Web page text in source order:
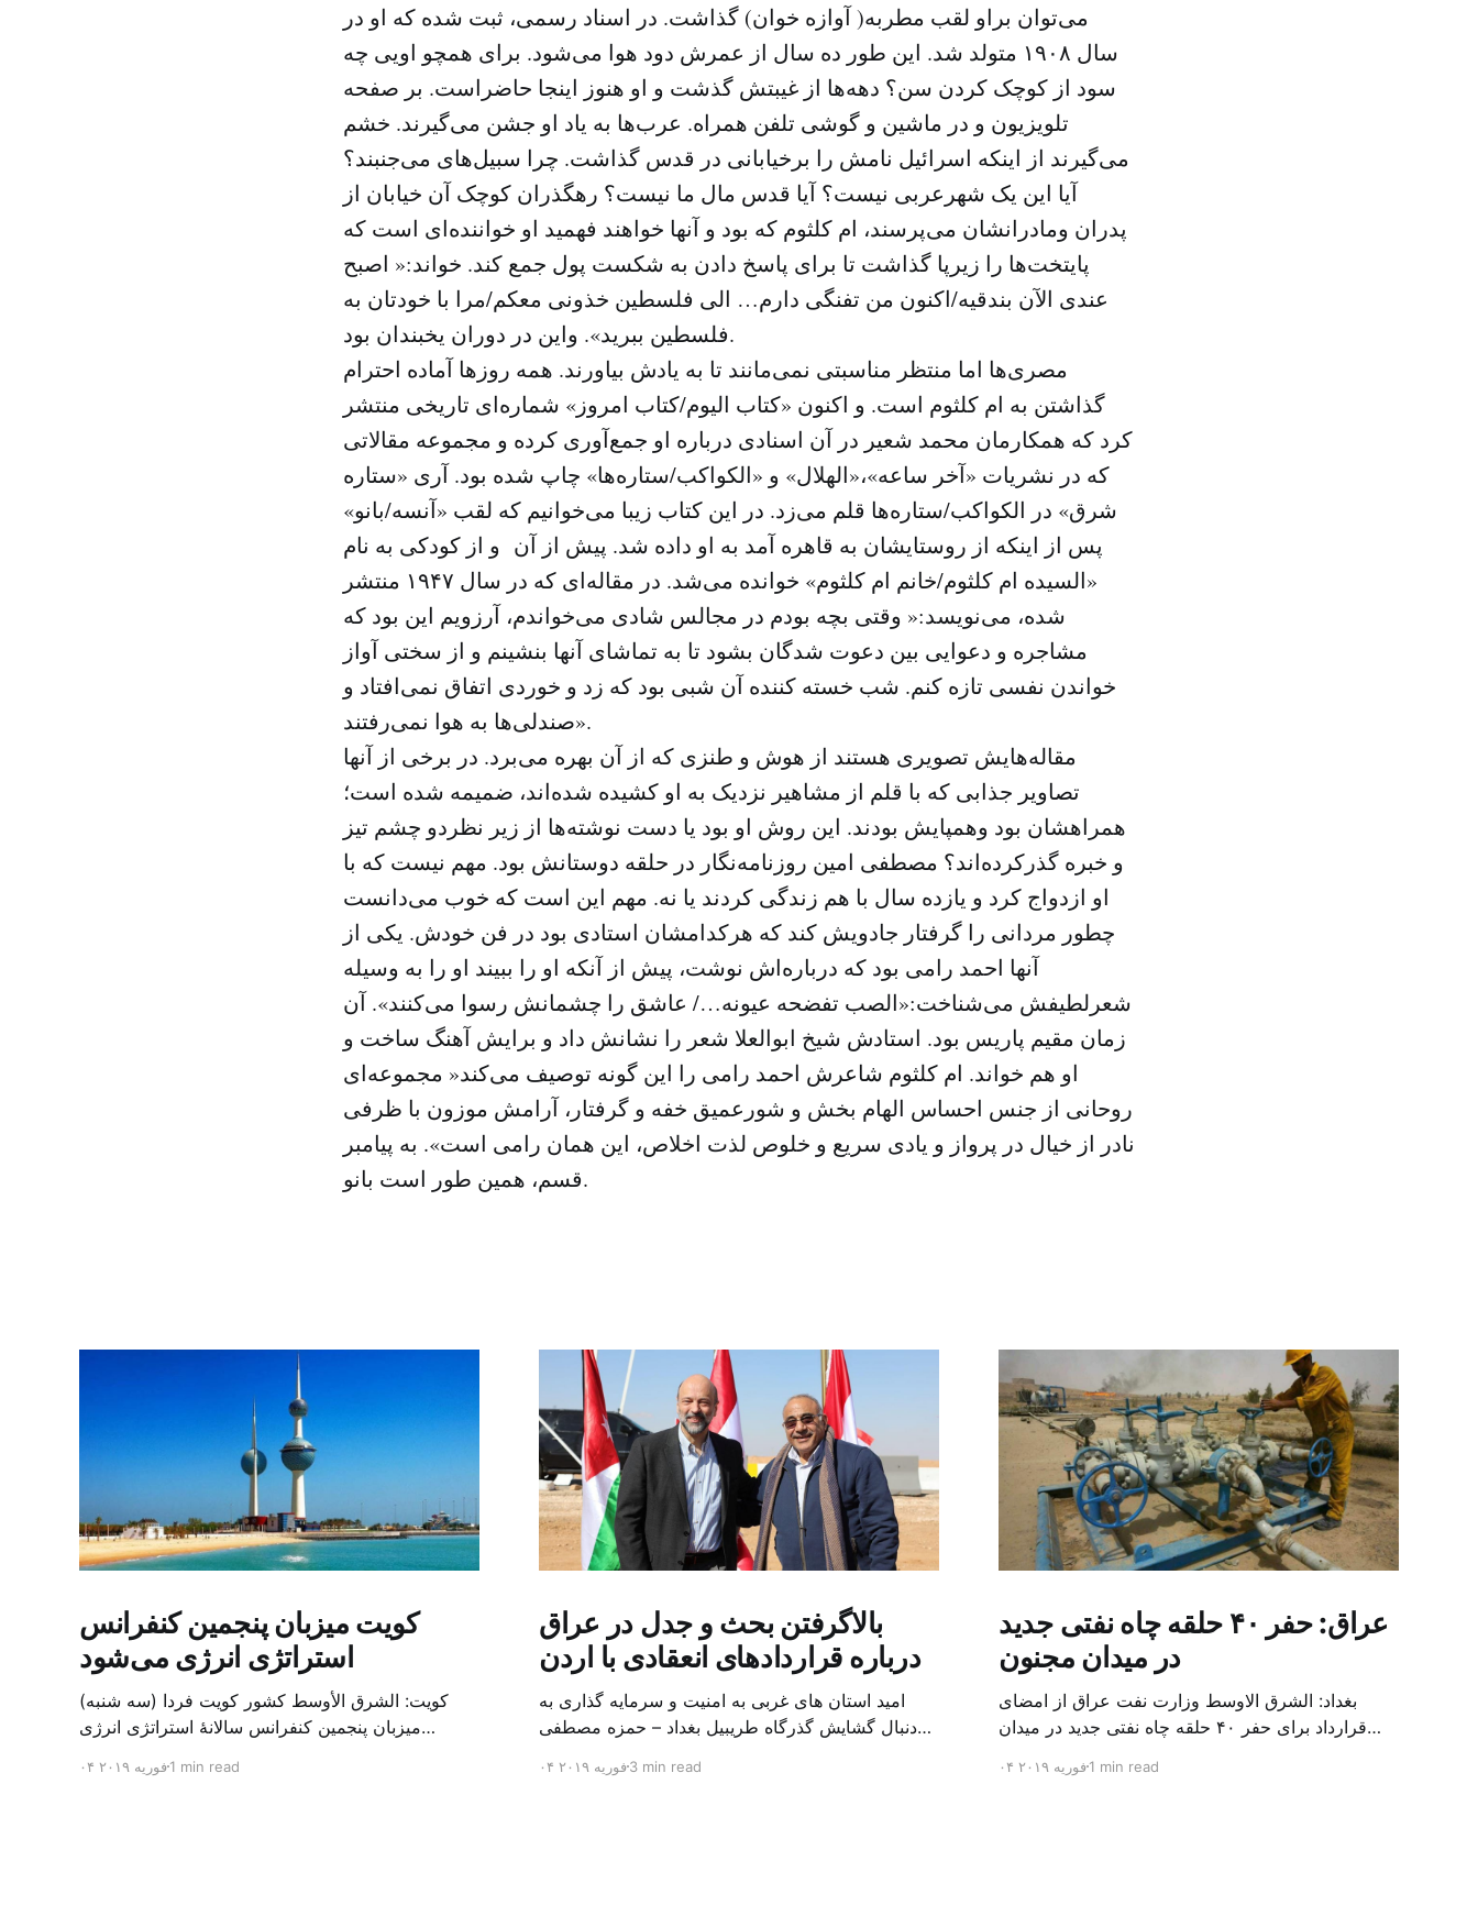
می‌توان براو لقب مطربه( آوازه خوان) گذاشت. در اسناد رسمی، ثبت شده که او در
سال ۱۹۰۸ متولد شد. این طور ده سال از عمرش دود هوا می‌شود. برای همچو اویی چه
سود از کوچک کردن سن؟ دهه‌ها از غیبتش گذشت و او هنوز اینجا حاضراست. بر صفحه
تلویزیون و در ماشین و گوشی تلفن همراه. عرب‌ها به یاد او جشن می‌گیرند. خشم
می‌گیرند از اینکه اسرائیل نامش را برخیابانی در قدس گذاشت. چرا سبیل‌های می‌جنبند؟
آیا این یک شهرعربی نیست؟ آیا قدس مال ما نیست؟ رهگذران کوچک آن خیابان از
پدران ومادرانشان می‌پرسند، ام کلثوم که بود و آنها خواهند فهمید او خواننده‌ای است که
پایتخت‌ها را زیرپا گذاشت تا برای پاسخ دادن به شکست پول جمع کند. خواند:« اصبح
عندی الآن بندقیه/اکنون من تفنگی دارم… الی فلسطین خذونی معکم/مرا با خودتان به
فلسطین ببرید». واین در دوران یخبندان بود.
مصری‌ها اما منتظر مناسبتی نمی‌مانند تا به یادش بیاورند. همه روزها آماده احترام
گذاشتن به ام کلثوم است. و اکنون «کتاب الیوم/کتاب امروز» شماره‌ای تاریخی منتشر
کرد که همکارمان محمد شعیر در آن اسنادی درباره او جمع‌آوری کرده و مجموعه مقالاتی
که در نشریات «آخر ساعه»،«الهلال» و «الکواکب/ستاره‌ها» چاپ شده بود. آری «ستاره
شرق» در الکواکب/ستاره‌ها قلم می‌زد. در این کتاب زیبا می‌خوانیم که لقب «آنسه/بانو»
پس از اینکه از روستایشان به قاهره آمد به او داده شد. پیش از آن و از کودکی به نام
«السیده ام کلثوم/خانم ام کلثوم» خوانده می‌شد. در مقاله‌ای که در سال ۱۹۴۷ منتشر
شده، می‌نویسد:« وقتی بچه بودم در مجالس شادی می‌خواندم، آرزویم این بود که
مشاجره و دعوایی بین دعوت شدگان بشود تا به تماشای آنها بنشینم و از سختی آواز
خواندن نفسی تازه کنم. شب خسته کننده آن شبی بود که زد و خوردی اتفاق نمی‌افتاد و
صندلی‌ها به هوا نمی‌رفتند».
مقاله‌هایش تصویری هستند از هوش و طنزی که از آن بهره می‌برد. در برخی از آنها
تصاویر جذابی که با قلم از مشاهیر نزدیک به او کشیده شده‌اند، ضمیمه شده است؛
همراهشان بود وهمپایش بودند. این روش او بود یا دست نوشته‌ها از زیر نظردو چشم تیز
و خبره گذرکرده‌اند؟ مصطفی امین روزنامه‌نگار در حلقه دوستانش بود. مهم نیست که با
او ازدواج کرد و یازده سال با هم زندگی کردند یا نه. مهم این است که خوب می‌دانست
چطور مردانی را گرفتار جادویش کند که هرکدامشان استادی بود در فن خودش. یکی از
آنها احمد رامی بود که درباره‌اش نوشت، پیش از آنکه او را ببیند او را به وسیله
شعرلطیفش می‌شناخت:«الصب تفضحه عیونه…/ عاشق را چشمانش رسوا می‌کنند». آن
زمان مقیم پاریس بود. استادش شیخ ابوالعلا شعر را نشانش داد و برایش آهنگ ساخت و
او هم خواند. ام کلثوم شاعرش احمد رامی را این گونه توصیف می‌کند« مجموعه‌ای
روحانی از جنس احساس الهام بخش و شورعمیق خفه و گرفتار، آرامش موزون با ظرفی
نادر از خیال در پرواز و یادی سریع و خلوص لذت اخلاص، این همان رامی است». به پیامبر
قسم، همین طور است بانو.
کویت میزبان پنجمین کنفرانس
استراتژی انرژی می‌شود
کویت: الشرق الأوسط کشور کویت فردا (سه شنبه)
میزبان پنجمین کنفرانس سالانهٔ استراتژی انرژی
الشرق الاوسط، حدود ۳۰۰ متخصص از شرکت‌های
۰۴ فوریه ۲۰۱۹1 min read
بالاگرفتن بحث و جدل در عراق
درباره قراردادهای انعقادی با اردن
امید استان های غربی به امنیت و سرمایه گذاری به
دنبال گشایش گذرگاه طریبیل بغداد – حمزه مصطفی
طریبیل توسط عادل عبد المهدی نخست وزیر عراق و
۰۴ فوریه ۲۰۱۹3 min read
عراق: حفر ۴۰ حلقه چاه نفتی جدید
در میدان مجنون
بغداد: الشرق الاوسط وزارت نفت عراق از امضای
قرارداد برای حفر ۴۰ حلقه چاه نفتی جدید در میدان
محمد خضیر مدعامل شرکت حفاری عراق روز یکشنبه
۰۴ فوریه ۲۰۱۹1 min read